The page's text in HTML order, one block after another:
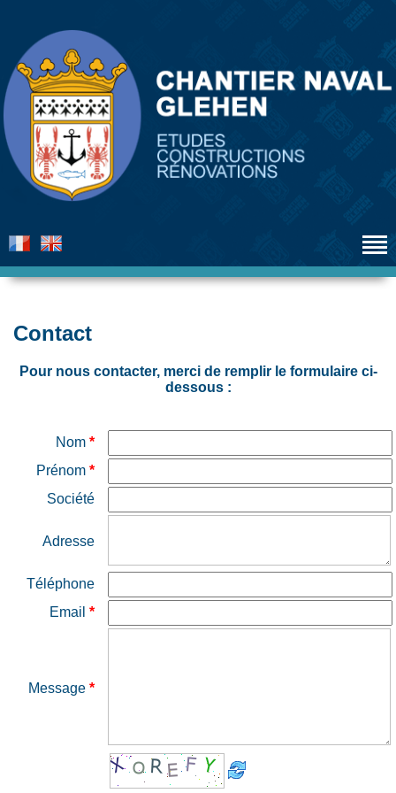
Contact
Pour nous contacter, merci de remplir le formulaire ci-
dessous :
Nom *
Prénom *
Société
Adresse
Téléphone
Email *
Message *